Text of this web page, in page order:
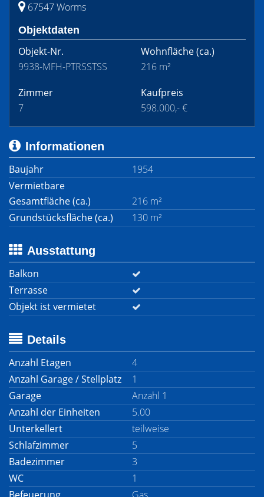
67547 Worms
Objektdaten
Objekt-Nr.
9938-MFH-PTRSSTSS
Wohnfläche(ca.)
216 m²
Zimmer
7
Kaufpreis
598.000,- €
Informationen
Baujahr
1954
Vermietbare
Gesamtfläche (ca.)
216 m²
Grundstücksfläche (ca.)
130 m²
Ausstattung
Balkon
Terrasse
Objekt ist vermietet
Details
Anzahl Etagen
4
Anzahl Garage / Stellplatz
1
Garage
Anzahl 1
Anzahl der Einheiten
5.00
Unterkellert
teilweise
Schlafzimmer
5
Badezimmer
3
WC
1